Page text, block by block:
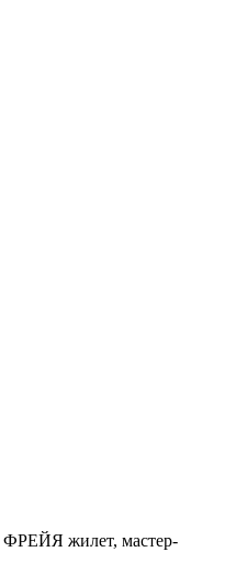
ФРЕЙЯ жилет, мастер-